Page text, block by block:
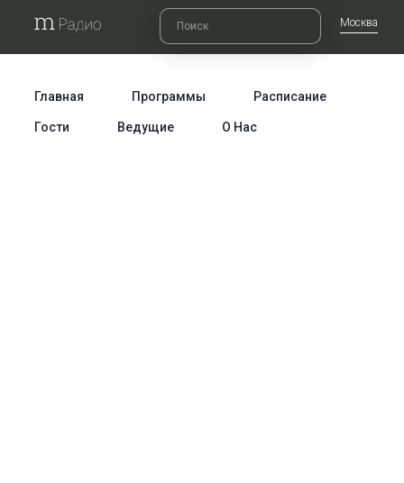
Москва
Главная Программы Расписание
Гости Ведущие О Нас